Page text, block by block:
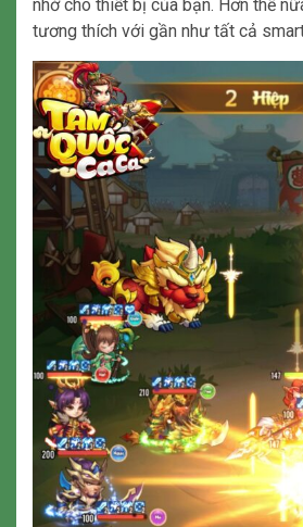
nhớ cho thiết bị của bạn. Hơn thế
tương thích với gần như tất cả